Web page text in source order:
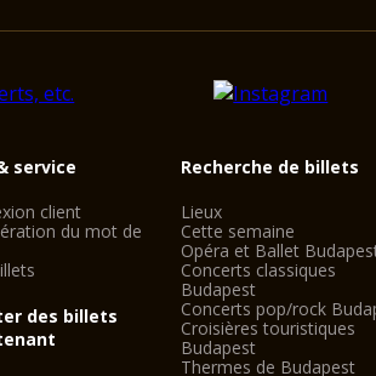
service
client
du mot de
des billets
Recherche de billets
Lieux
Cette semaine
Opéra et Ballet
Concerts classiques
Budapest
Concerts pop/rock
Croisières touristiques
Budapest
Thermes de Budapest